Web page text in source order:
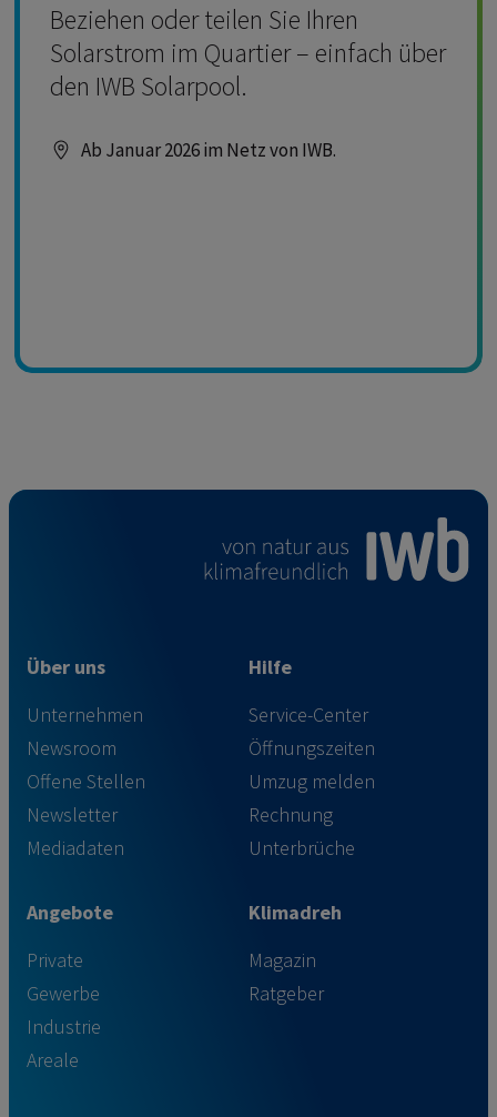
Beziehen oder teilen Sie Ihren
Solarstrom im Quartier – einfach über
den IWB Solarpool.
Ab Januar 2026 im Netz von IWB.
Über uns
Unternehmen
Newsroom
Offene Stellen
Newsletter
Mediadaten
Hilfe
Service-Center
Öffnungszeiten
Umzug melden
Rechnung
Unterbrüche
Angebote
Private
Gewerbe
Industrie
Areale
Klimadreh
Magazin
Ratgeber